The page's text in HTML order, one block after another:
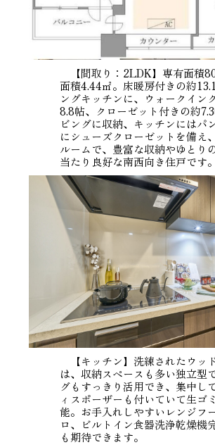
【間取り：2LDK】専有面積
面積4.44㎡。床暖房付きの約
ングキッチンに、ウォークイン
8.8帖、クローゼット付きの約
ビングに収納、キッチンにはパ
にシューズクローゼットを備え
ルームで、豊富な収納やゆとり
当たり良好な南西向き住戸です。
【キッチン】洗練されたウッ
は、収納スペースも多い独立型
グもすっきり活用でき、集中し
ィスポーザーも付いていて生ゴ
能。お手入れしやすいレンジフ
ロ、ビルトイン食器洗浄乾燥機
も期待できます。